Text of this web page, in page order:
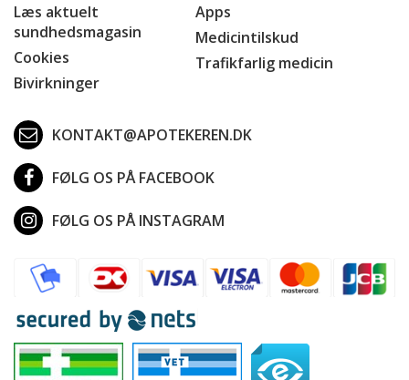
Læs aktuelt
sundhedsmagasin
Cookies
Bivirkninger
Apps
Medicintilskud
Trafikfarlig medicin
KONTAKT@APOTEKEREN.DK
FØLG OS PÅ FACEBOOK
FØLG OS PÅ INSTAGRAM